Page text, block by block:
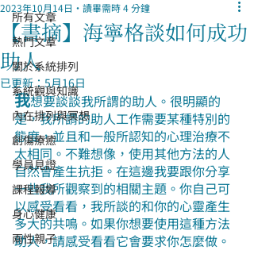
所有文章
熱門文章
關於系統排列
系統觀與知識
內在排列與冥想
創傷療癒
學員見證
課程報導
身心健康
兩性親子
【書摘】海寧格談如何成功
助人
2023年10月14日 讀畢需時 4 分鐘
已更新：5月16日
我想要談談我所謂的助人。很明顯的
是，我所謂的助人工作需要某種特別的
態度，並且和一般所認知的心理治療不
太相同。不難想像，使用其他方法的人
自然會產生抗拒。在這邊我要跟你分享
一些我所觀察到的相關主題。你自己可
以感受看看，我所談的和你的心靈產生
多大的共鳴。如果你想要使用這種方法
助人，請感受看看它會要求你怎麼做。